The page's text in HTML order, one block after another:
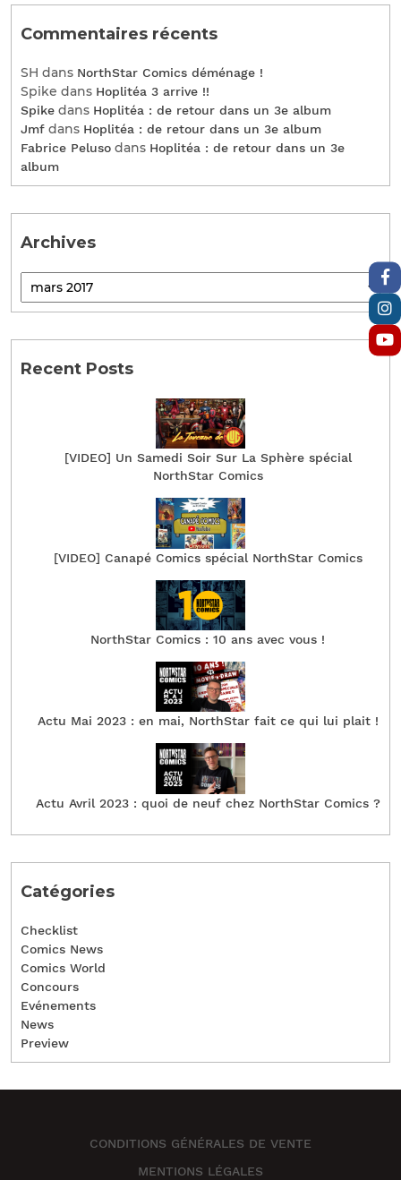
Commentaires récents
SH dans NorthStar Comics déménage !
Spike dans Hoplitéa 3 arrive !!
Spike dans Hoplitéa : de retour dans un 3e album
Jmf dans Hoplitéa : de retour dans un 3e album
Fabrice Peluso dans Hoplitéa : de retour dans un 3e
album
Archives
Recent Posts
[VIDEO] Un Samedi Soir Sur La Sphère spécial
NorthStar Comics
[VIDEO] Canapé Comics spécial NorthStar Comics
NorthStar Comics : 10 ans avec vous !
Actu Mai 2023 : en mai, NorthStar fait ce qui lui plait !
Actu Avril 2023 : quoi de neuf chez NorthStar Comics ?
Catégories
Checklist
Comics News
Comics World
Concours
Evénements
News
Preview
CONDITIONS GÉNÉRALES DE VENTE
MENTIONS LÉGALES